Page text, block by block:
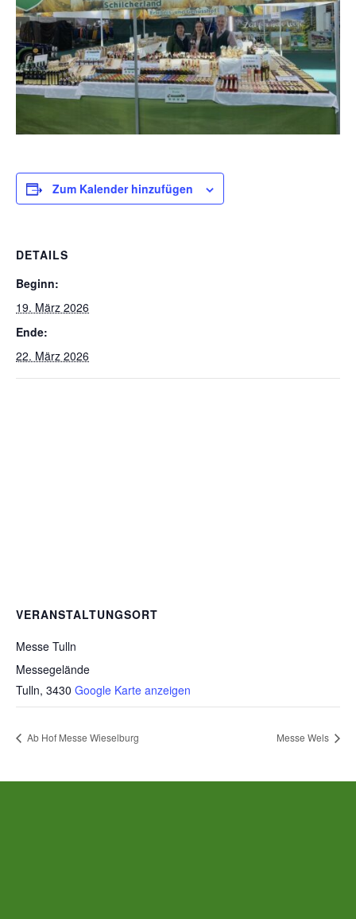
Zum Kalender hinzufügen
DETAILS
Beginn:
19. März 2026
Ende:
22. März 2026
VERANSTALTUNGSORT
Messe Tulln
Messegelände
Tulln, 3430 Google Karte anzeigen
Ab Hof Messe Wieselburg Messe Wels